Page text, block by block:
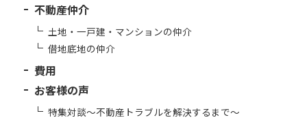
不動産仲介
土地・一戸建・マンションの仲介
借地底地の仲介
費用
お客様の声
特集対談～不動産トラブルを解決するまで～